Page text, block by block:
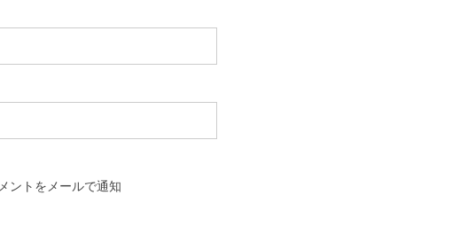
ントをメールで通知